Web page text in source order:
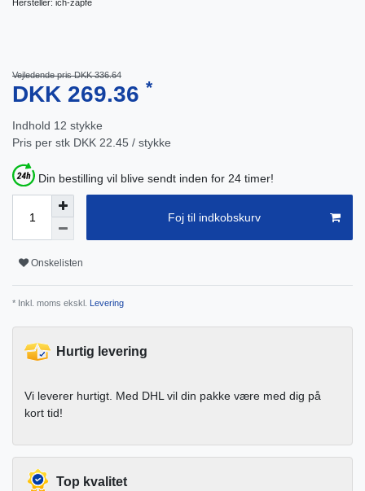
Hersteller: ich-zapfe
Vejledende pris DKK 336.64
DKK 269.36 *
Indhold 12 stykke
Pris per stk DKK 22.45 / stykke
Din bestilling vil blive sendt inden for 24 timer!
Foj til indkobskurv
Onskelisten
* Inkl. moms ekskl. Levering
Hurtig levering
Vi leverer hurtigt. Med DHL vil din pakke være med dig på
kort tid!
Top kvalitet